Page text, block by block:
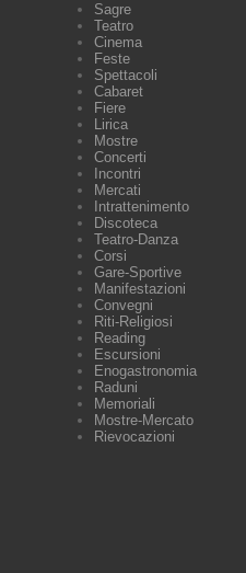
Sagre
Teatro
Cinema
Feste
Spettacoli
Cabaret
Fiere
Lirica
Mostre
Concerti
Incontri
Mercati
Intrattenimento
Discoteca
Teatro-Danza
Corsi
Gare-Sportive
Manifestazioni
Convegni
Riti-Religiosi
Reading
Escursioni
Enogastronomia
Raduni
Memoriali
Mostre-Mercato
Rievocazioni